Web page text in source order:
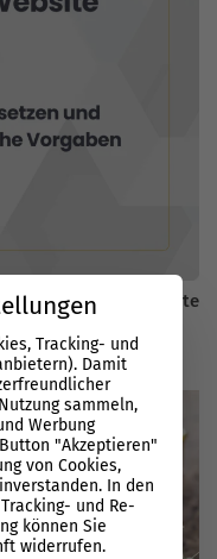
Fristen und Checkliste
Tracking- und
Damit
sammeln,
Werbung
"Akzeptieren"
von Cookies,
In den
und Re-
können Sie
widerrufen.